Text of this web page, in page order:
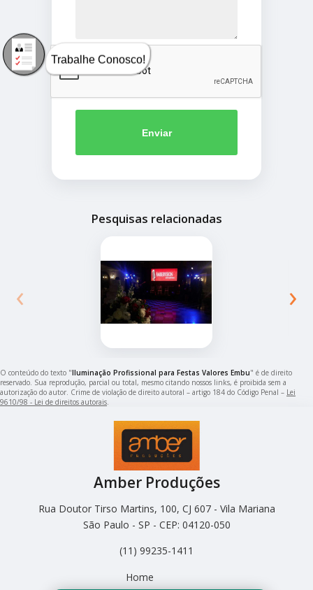
Enviar
Pesquisas relacionadas
‹ ›
O conteúdo do texto "Iluminação Profissional para Festas Valores Embu" é de direito
reservado. Sua reprodução, parcial ou total, mesmo citando nossos links, é proibida sem a
autorização do autor. Crime de violação de direito autoral – artigo 184 do Código Penal – Lei
9610/98 - Lei de direitos autorais.
Amber Produções
Rua Doutor Tirso Martins, 100, CJ 607 - Vila Mariana
São Paulo - SP - CEP: 04120-050
(11) 99235-1411
Home
Trabalhe Conosco!